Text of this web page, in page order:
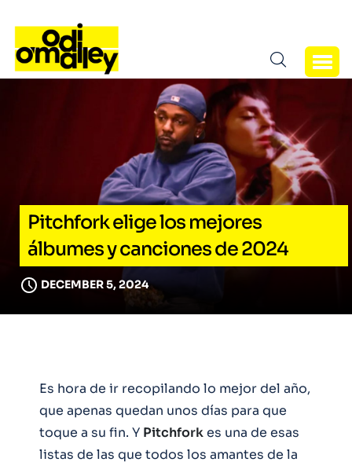
Pitchfork elige los mejores
álbumes y canciones de 2024
DECEMBER 5, 2024
Es hora de ir recopilando lo mejor del año,
que apenas quedan unos días para que
toque a su fin. Y Pitchforkes una de esas
listas de las que todos los amantes de la